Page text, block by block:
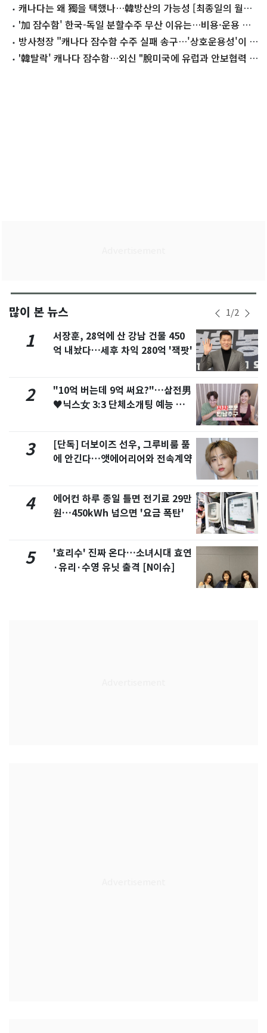
새 전략 필요"
캐나다는 왜 獨을 택했나…韓방산의 가능성 [최종일의 월드
뷰]'加 잠수함' 한국-독일 분할수주 무산 이유는…비용·운용 효
율 부담 컸다
방사청장 "캐나다 잠수함 수주 실패 송구…'상호운용성'이 결
정적 차이"
'韓탈락' 캐나다 잠수함…외신 "脫미국에 유럽과 안보협력 선
많이 본 뉴스 1/2
1
서장훈, 28억에 산 강남 건물 450
억 내놨다…세후 차익 280억 '잭팟'
2
"10억 버는데 9억 써요?"…삼전男
♥닉스女 3:3 단체소개팅 예능 화
3
[단독] 더보이즈 선우, 그루비룸 품
에 안긴다…앳에어리어와 전속계약
4
에어컨 하루 종일 틀면 전기료 29만
원…450kWh 넘으면 '요금 폭탄'
5
'효리수' 진짜 온다…소녀시대 효연
·유리·수영 유닛 출격 [N이슈]